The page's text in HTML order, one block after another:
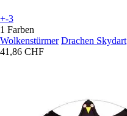
+-3
1 Farben
Wolkenstürmer Drachen Skydart
41,86 CHF